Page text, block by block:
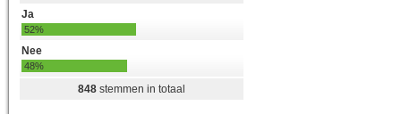
Ja
52%
Nee
48%
848 stemmen in totaal